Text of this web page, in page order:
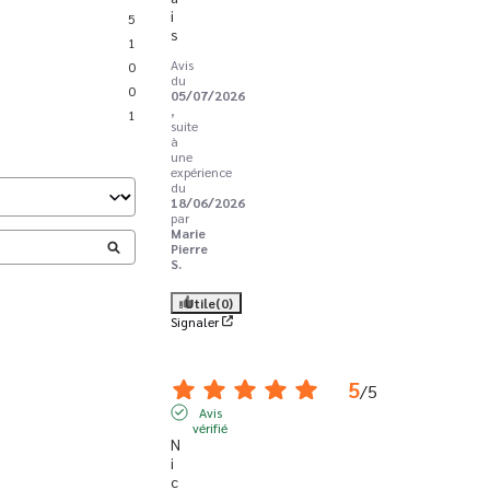
5
1
0
0
1
i
s
Avis
du
05/07/2026
,
suite
à
une
expérience
du
18/06/2026
par
Marie
Pierre
S.
Utile(0)
Signaler
5/5
Avis
vérifié
N
i
c